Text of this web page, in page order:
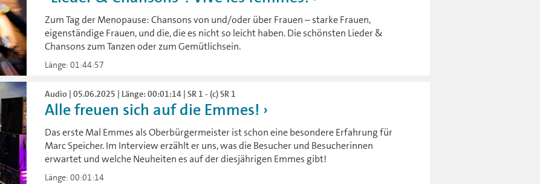
Zum Tag der Menopause: Chansons von und/oder über Frauen – starke Frauen,
eigenständige Frauen, und die, die es nicht so leicht haben. Die schönsten Lieder &
Chansons zum Tanzen oder zum Gemütlichsein.
Länge: 01:44:57
Audio | 05.06.2025 | Länge: 00:01:14 | SR 1 - (c) SR 1
Alle freuen sich auf die Emmes!
Das erste Mal Emmes als Oberbürgermeister ist schon eine besondere Erfahrung für
Marc Speicher. Im Interview erzählt er uns, was die Besucher und Besucherinnen
erwartet und welche Neuheiten es auf der diesjährigen Emmes gibt!
Länge: 00:01:14